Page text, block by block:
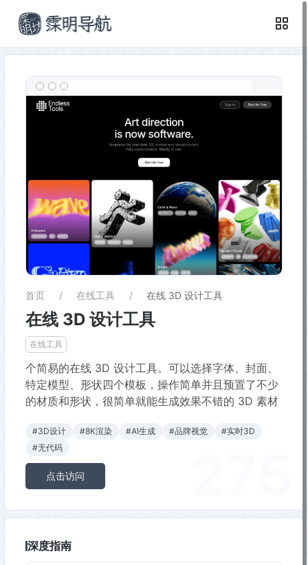
首页 在线工具 在线 3D 设计工具
在线 3D 设计工具
在线工具
个简易的在线 3D 设计工具。可以选择字体、封面、
特定模型、形状四个模板，操作简单并且预置了不少
的材质和形状，很简单就能生成效果不错的 3D 素材
#3D设计 #8K渲染 #AI生成 #品牌视觉
#实时3D
#无代码
点击访问
深度指南